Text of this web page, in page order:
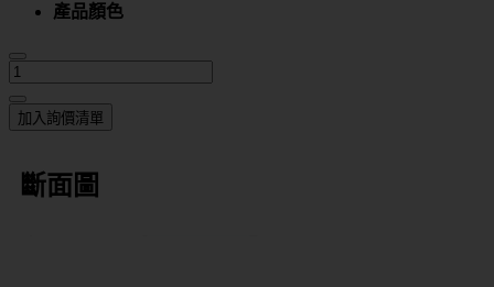
產品顏色
加入詢價清單
斷面圖